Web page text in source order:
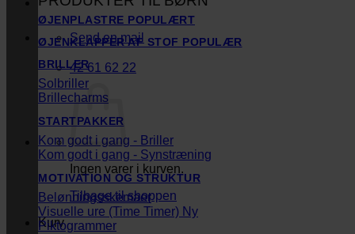
Send en mail
42 61 62 22
Ingen varer i kurven.
Tilbage til shoppen
Kurv
ØJENPLASTRE
ØJENKLAPPER AF STOF
BRILLER
Solbriller
Brillecharms
STARTPAKKER
Kom godt i gang - Briller
Kom godt i gang - Synstræning
MOTIVATION OG STRUKTUR
Belønningsskemaer
Visuelle ure (Time Timer)
Piktogrammer